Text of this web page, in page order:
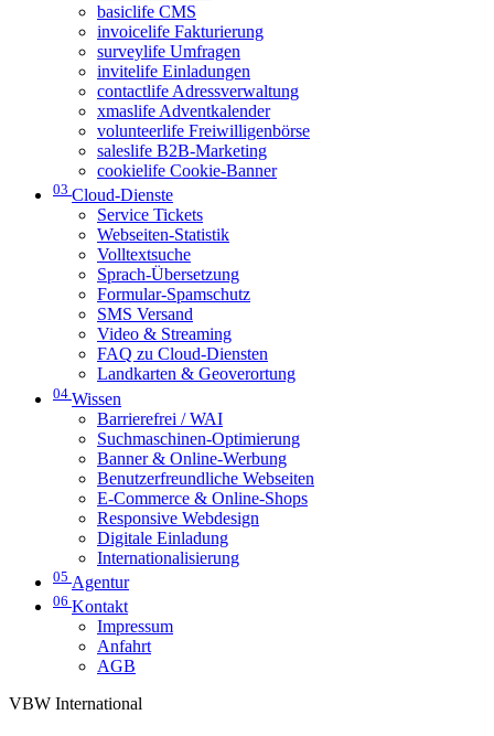
basiclife CMS
invoicelife Fakturierung
surveylife Umfragen
invitelife Einladungen
contactlife Adressverwaltung
xmaslife Adventkalender
volunteerlife Freiwilligenbörse
saleslife B2B-Marketing
cookielife Cookie-Banner
03 Cloud-Dienste
Service Tickets
Webseiten-Statistik
Volltextsuche
Sprach-Übersetzung
Formular-Spamschutz
SMS Versand
Video & Streaming
FAQ zu Cloud-Diensten
Landkarten & Geoverortung
04 Wissen
Barrierefrei / WAI
Suchmaschinen-Optimierung
Banner & Online-Werbung
Benutzerfreundliche Webseiten
E-Commerce & Online-Shops
Responsive Webdesign
Digitale Einladung
Internationalisierung
05 Agentur
06 Kontakt
Impressum
Anfahrt
AGB
VBW International